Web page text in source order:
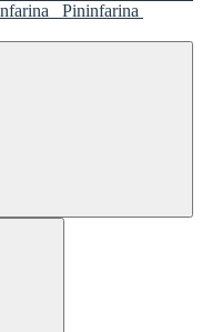
Pininfarina